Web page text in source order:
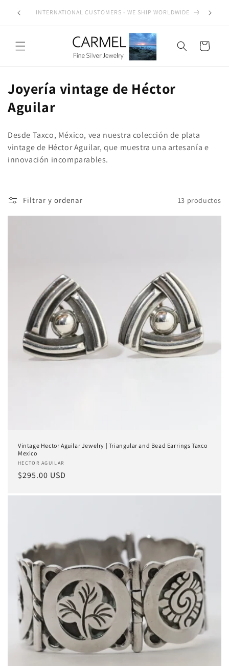
directamenteSEE OUR AUTHENTICITY COMMITMENT
Carrito
C
o
e
c
i
ó
Joyería vintage de Héctor
Aguilar
Desde Taxco, México, vea nuestra colección de plata
vintage de Héctor Aguilar, que muestra una artesanía e
innovación incomparables.
Filtrar y ordenar 13 productos
Vintage Hector Aguilar Jewelry | Triangular and Bead Earrings Taxco
Mexico
Proveedor:
HECTOR AGUILAR
Precio
$295.00 USD